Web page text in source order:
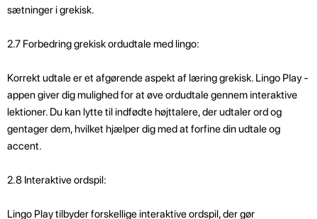
sætninger i grekisk.
2.7 Forbedring grekisk ordudtale med lingo:
Korrekt udtale er et afgørende aspekt af læring grekisk. Lingo Play -
appen giver dig mulighed for at øve ordudtale gennem interaktive
lektioner. Du kan lytte til indfødte højttalere, der udtaler ord og
gentager dem, hvilket hjælper dig med at forfine din udtale og
accent.
2.8 Interaktive ordspil:
Lingo Play tilbyder forskellige interaktive ordspil, der gør